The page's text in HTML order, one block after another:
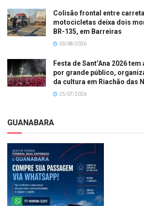
Colisão frontal entre
motocicletas deixa dois
BR-135, em Barreiras
03/08/2026
Festa de Sant’Ana 2026
por grande público,
da cultura em Riachão das
25/07/2026
GUANABARA